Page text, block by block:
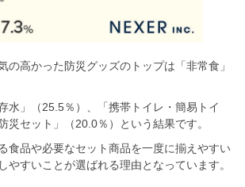
の高かった防災グッズのトップは「非常食」
水」（25.5％）、「携帯トイレ・簡易トイ
災セット」（20.0％）という結果です。
食品や必要なセット商品を一度に揃えやすい
やすいことが選ばれる理由となっています。